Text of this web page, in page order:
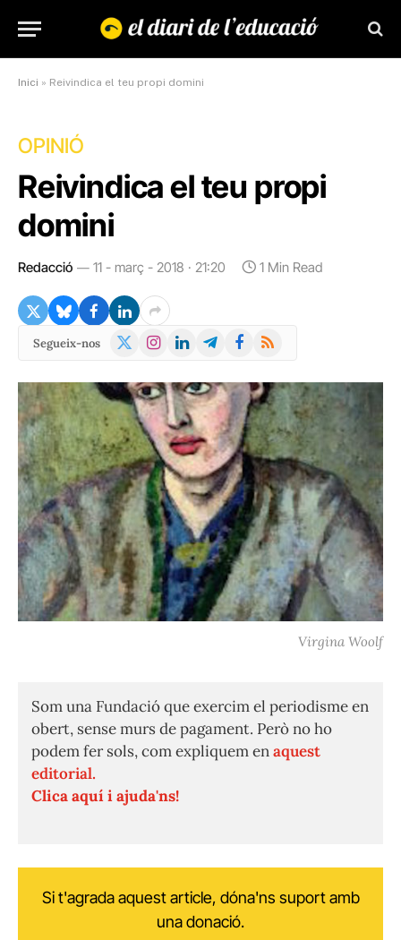
Inici » Reivindica el teu propi domini
OPINIÓ
Reivindica el teu propi
domini
Redacció 11 - març - 2018 · 21:20 1 Min Read
Segueix-nos
X
Instagram
LinkedInTelegramFacebook
RSS
Virgina Woolf
Som una Fundació que exercim el periodisme en
obert, sense murs de pagament. Però no ho
podem fer sols, com expliquem enaquest
editorial.
Clica aquí i ajuda'ns!
Si t'agrada aquest article, dóna'ns suport amb
una donació.